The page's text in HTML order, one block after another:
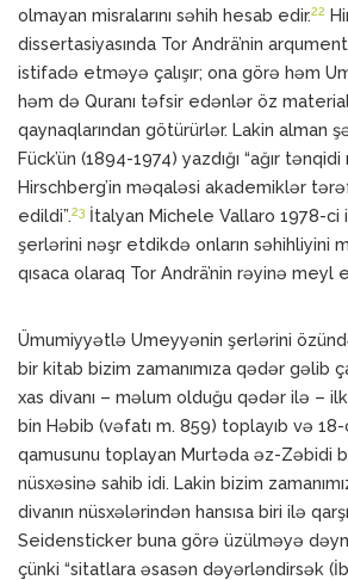
olmayan misralarını səhih hesab edir.22
dissertasiyasında Tor Andrä’nin
istifadə etməyə çalışır; ona görə həm
həm də Quranı təfsir edənlər öz
qaynaqlarından götürürlər. Lakin alman
Fück’ün (1894-1974) yazdığı “ağır
Hirschberg’in məqaləsi akademiklər
edildi”.23 İtalyan Michele Vallaro 1978-ci
şerlərini nəşr etdikdə onların səhihliyini
qısaca olaraq Tor Andrä’nin rəyinə meyl
Ümumiyyətlə Umeyyənin şerlərini
bir kitab bizim zamanımıza qədər gəlib
xas divanı – məlum olduğu qədər ilə –
bin Həbib (vəfatı m. 859) toplayıb və
qamusunu toplayan Murtəda əz-Zəbidi
nüsxəsinə sahib idi. Lakin bizim
divanın nüsxələrindən hansısa biri ilə
Seidensticker buna görə üzülməyə
çünki “sitatlara əsasən dəyərləndirsək